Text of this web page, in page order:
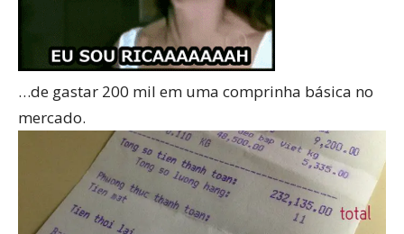
…de gastar 200 mil em uma comprinha básica no
mercado.